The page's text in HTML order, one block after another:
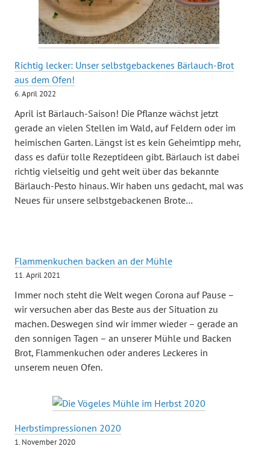
Richtig lecker: Unser selbstgebackenes Bärlauch-Brot
aus dem Ofen!
6. April 2022
April ist Bärlauch-Saison! Die Pflanze wächst jetzt
gerade an vielen Stellen im Wald, auf Feldern oder im
heimischen Garten. Längst ist es kein Geheimtipp mehr,
dass es dafür tolle Rezeptideen gibt. Bärlauch ist dabei
richtig vielseitig und geht weit über das bekannte
Bärlauch-Pesto hinaus. Wir haben uns gedacht, mal was
Neues für unsere selbstgebackenen Brote…
Flammenkuchen backen an der Mühle
11. April 2021
Immer noch steht die Welt wegen Corona auf Pause –
wir versuchen aber das Beste aus der Situation zu
machen. Deswegen sind wir immer wieder – gerade an
den sonnigen Tagen – an unserer Mühle und Backen
Brot, Flammenkuchen oder anderes Leckeres in
unserem neuen Ofen.
Herbstimpressionen 2020
1. November 2020